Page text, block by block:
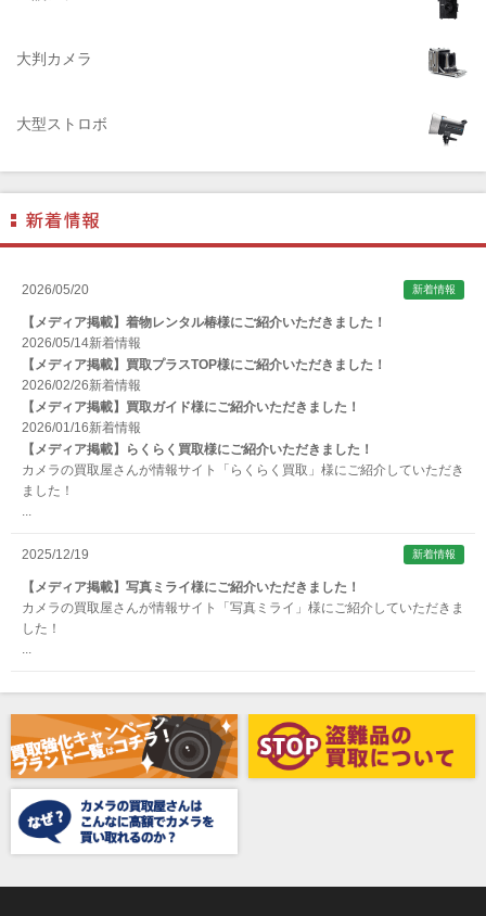
ALPA（アルパ）
ALT（アルト）
ARAX（アラクス）
Arca-Swiss（アルカスイス）
Argus （アーガス）
ARNUVO（アルヌボ）
ARTISAN&ARTIST (アルティザンアンドアーティスト)
Aska（アスカ/飛鳥）
ATOMOS（アトモス）
erg（エルグ）
AVENON（アベノン）
Awagami Factory（アワガミファクトリー）
Belkin（ベルキン）
Bencini（ベンチーニ）
BENRO（ベンロ）
BERGEON（ベルジョン）
大判カメラ
大型ストロボ
2026/05/20 新着情報
【メディア掲載】着物レンタル椿様にご紹介いただきました！
2026/05/14新着情報
【メディア掲載】買取プラスTOP様にご紹介いただきました！
2026/02/26新着情報
【メディア掲載】買取ガイド様にご紹介いただきました！
2026/01/16新着情報
【メディア掲載】らくらく買取様にご紹介いただきました！
カメラの買取屋さんが情報サイト「らくらく買取」様にご紹介していただき
ました！
2025/12/19 新着情報
【メディア掲載】写真ミライ様にご紹介いただきました！
カメラの買取屋さんが情報サイト「写真ミライ」様にご紹介していただきま
した！